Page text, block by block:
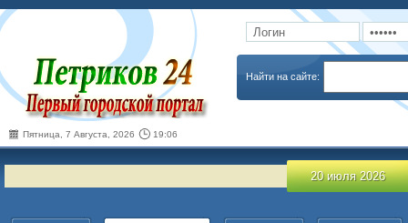
Запомнить Забыли
Найти на сайте:
Пятница, 7 Августа, 2026 19:06
20 июля 2026 О